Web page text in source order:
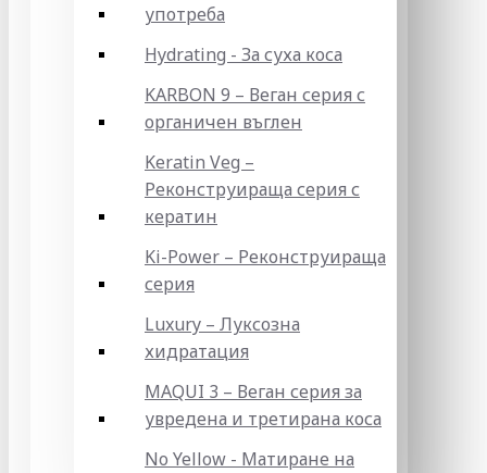
употреба
Hydrating - За суха коса
KARBON 9 – Веган серия с
органичен въглен
Keratin Veg –
Реконструираща серия с
кератин
Ki-Power – Реконструираща
серия
Luxury – Луксозна
хидратация
MAQUI 3 – Веган серия за
увредена и третирана коса
No Yellow - Матиране на